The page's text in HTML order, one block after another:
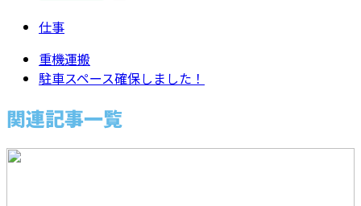
仕事
重機運搬
駐車スペース確保しました！
関連記事一覧